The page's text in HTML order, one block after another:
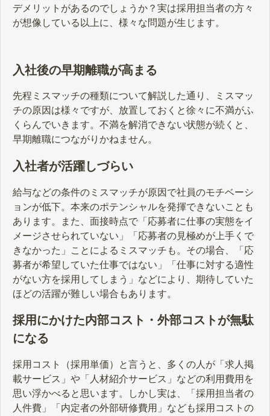
デメリットがあるのでしょうか？実は採用担当者の方々
が想像している以上に、様々な問題が生じます。
入社後の早期離職が高まる
先程ミスマッチの種類について解説した通り、ミスマッ
チの原因は様々ですが、放置しておくと徐々に不満がふ
くらんでいきます。不満を解消できない状態が続くと、
早期離職につながりかねません。
入社者が活躍しづらい
給与などの条件のミスマッチが原因で社員のモチベーシ
ョンが低下。本来のポテンシャルを発揮できないことも
あります。また、面接時点で「応募者に仕事の実態をイ
メージさせられていない」「応募者の見極めが上手くで
きなかった」ことによるミスマッチも。その場合、「応
募者が希望していた仕事ではない」「仕事に対する適性
がない方を採用してしまう」などにより、期待していた
ほどの活躍が難しい場合もあります。
採用にかけた内部コスト・外部コストが無駄
になる
採用コスト（採用単価）と言うと、多くの人が「求人掲
載サービス」や「人材紹介サービス」などの利用費用を
思い浮かべると思います。しかし実は、「採用担当者の
人件費」「内定者の外部研修費用」なども採用コストの